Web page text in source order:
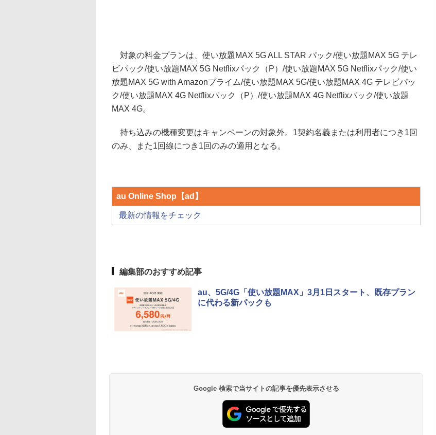
対象の料金プランは、使い放題MAX 5G ALL STAR パック/使い放題MAX 5G テレ
ビパック/使い放題MAX 5G Netflixパック（P）/使い放題MAX 5G Netflixパック/使い
放題MAX 5G with Amazonプライム/使い放題MAX 5G/使い放題MAX 4G テレビパッ
ク/使い放題MAX 4G Netflixパック（P）/使い放題MAX 4G Netflixパック/使い放題
MAX 4G。
持ち込みの機種変更はキャンペーンの対象外。1契約名義または利用者につき1回
のみ、また1回線につき1回のみの適用となる。
au Online Shop【ad】
最新の情報をチェック
編集部のおすすめ記事
au、5G/4G「使い放題MAX」3月1日スタート、既存プラン
に代わる新パックも
Google 検索で当サイトの記事を優先表示させる